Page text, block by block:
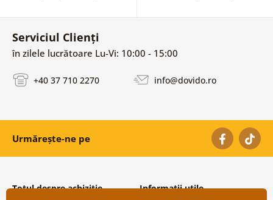
Serviciul Clienți
în zilele lucrătoare Lu-Vi: 10:00 - 15:00
+40 37 710 2270 info@dovido.ro
Urmărește-ne pe
Totul despre achiziție Informații utile